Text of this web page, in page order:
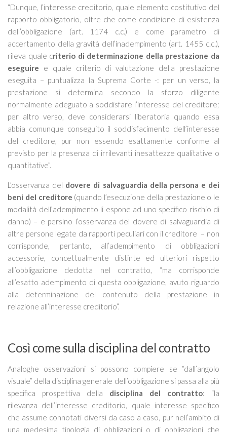
“Dunque, l’interesse creditorio, quale elemento costitutivo del
rapporto obbligatorio, oltre che come condizione di esistenza
dell’obbligazione (art. 1174 c.c.) e come parametro di
accertamento della gravità dell’inadempimento (art. 1455 c.c.),
rileva quale criterio di determinazione della prestazione da
eseguire e quale criterio di valutazione della prestazione
eseguita – puntualizza la Suprema Corte -: per un verso, la
prestazione si determina secondo la sforzo diligente
normalmente adeguato a soddisfare l’interesse del creditore;
per altro verso, deve considerarsi liberatoria quando essa
abbia comunque conseguito il soddisfacimento dell’interesse
del creditore, pur non essendo esattamente conforme al
previsto per la presenza di irrilevanti inesattezze qualitative o
quantitative”.
L’osservanza del dovere di salvaguardia della persona e dei
beni del creditore (quando l’esecuzione della prestazione o le
modalità dell’adempimento li espone ad uno specifico rischio di
danno) – e persino l’osservanza del dovere di salvaguardia di
altre persone legate da rapporti peculiari con il creditore – non
corrisponde, pertanto, all’adempimento di obbligazioni
accessorie, concettualmente distinte ed ulteriori rispetto
all’obbligazione dedotta nel contratto, “ma corrisponde
all’esatto adempimento di questa obbligazione, avuto riguardo
alla determinazione del contenuto della prestazione in
relazione all’interesse creditorio”.
Così come sulla disciplina del contratto
Analoghe osservazioni si possono compiere se “dall’angolo
visuale” della disciplina generale dell’obbligazione si passa alla più
specifica prospettiva della disciplina del contratto: “la
rilevanza dell’interesse creditorio, quale interesse specifico
che assume connotati diversi da caso a caso, pur nell’ambito di
una medesima tipologia di obbligazioni o di obbligazioni che